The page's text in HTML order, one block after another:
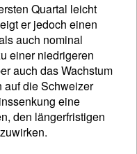
Quartal leicht
er jedoch einen
auch nominal
einer niedrigeren
auch das Wachstum
auf die Schweizer
eine
den längerfristigen